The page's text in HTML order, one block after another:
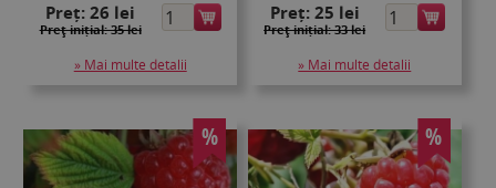
Preț:26 lei
Preţ inițial: 35 lei
» Mai multe detalii
Preț: 25 lei
Preţ inițial: 33 lei
» Mai multe detalii
% %